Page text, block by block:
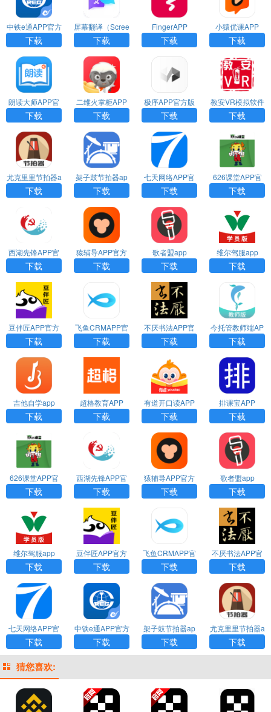
中铁e通APP官方
版
下载
屏幕翻译（Scree
n Translate）ap
p下载
下载
FingerAPP
下载
小猿优课APP
下载
朗读大师APP官
方版
下载
二维火掌柜APP
官方版
下载
极序APP官方版
下载
教安VR模拟软件
APP
下载
尤克里里节拍器a
pp下载
下载
架子鼓节拍器ap
p下载
下载
七天网络APP官
方版
下载
626课堂APP官
方版
下载
西湖先锋APP官
方版
下载
猿辅导APP官方
版
下载
歌者盟app
下载
维尔驾服app
下载
豆伴匠APP官方
版
下载
飞鱼CRMAPP官
方版
下载
不厌书法APP官
方版
下载
今托管教师端AP
P
下载
吉他自学app
下载
超格教育APP
下载
有道开口读APP
最新版
下载
排课宝APP
下载
626课堂APP官
方版
下载
西湖先锋APP官
方版
下载
猿辅导APP官方
版
下载
歌者盟app
下载
维尔驾服app
下载
豆伴匠APP官方
版
下载
飞鱼CRMAPP官
方版
下载
不厌书法APP官
方版
下载
七天网络APP官
方版
下载
中铁e通APP官方
版
下载
架子鼓节拍器ap
p下载
下载
尤克里里节拍器a
pp下载
下载
猜您喜欢: